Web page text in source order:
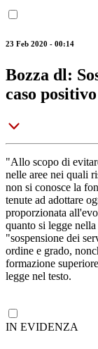
23 Feb 2020 - 00:14
Bozza dl:
caso positivo
"Allo scopo di
nelle aree nei quali
non si conosce la
tenute ad adottare
proporzionata
quanto si legge
"sospensione dei
ordine e grado,
formazione
legge nel testo.
IN EVIDENZA